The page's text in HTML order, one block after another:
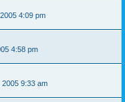
4:09 pm
4:58 pm
9:33 am